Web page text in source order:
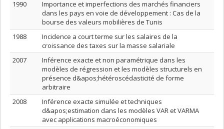
1990
Importance et imperfections des marchés financiers
dans les pays en voie de développement : Cas de la
bourse des valeurs mobilières de Tunis
1988
Incidence a court terme sur les salaires de la
croissance des taxes sur la masse salariale
2007
Inférence exacte et non paramétrique dans les
modèles de régression et les modèles structurels en
présence d&apos;hétéroscédasticité de forme
arbitraire
2008
Inférence exacte simulée et techniques
d&apos;estimation dans les modèles VAR et VARMA
avec applications macroéconomiques